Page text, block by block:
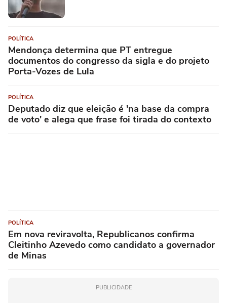
POLÍTICA
Mendonça determina que PT entregue
documentos do congresso da sigla e do projeto
Porta-Vozes de Lula
POLÍTICA
Deputado diz que eleição é 'na base da compra
de voto' e alega que frase foi tirada do contexto
POLÍTICA
Em nova reviravolta, Republicanos confirma
Cleitinho Azevedo como candidato a governador
de Minas
PUBLICIDADE